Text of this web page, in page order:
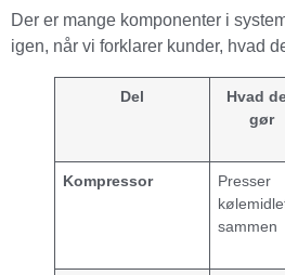
Der er mange komponenter i
igen, når vi forklarer kunder, hvad
Del
Hvad
gør
Kompressor
Presser
sammen